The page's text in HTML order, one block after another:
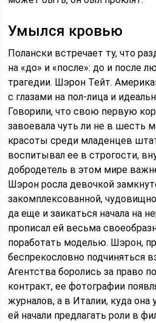
Умылся кровью
Полански встречает ту, что
на «до» и «после»: до и после
трагедии. Шэрон Тейт.
с глазами на пол-лица и
Говорили, что свою первую
завоевала чуть ли не в шесть
красоты среди младенцев
воспитывал ее в строгости,
добродетель в этом мире
Шэрон росла девочкой
закомплексованной,
да еще и заикаться начала на
прописал ей весьма
поработать моделью. Шэрон,
беспрекословно подчиняться
Агентства боролись за право
контракт, ее фотографии
журналов, а в Италии, куда она
ей начали предлагать роли в